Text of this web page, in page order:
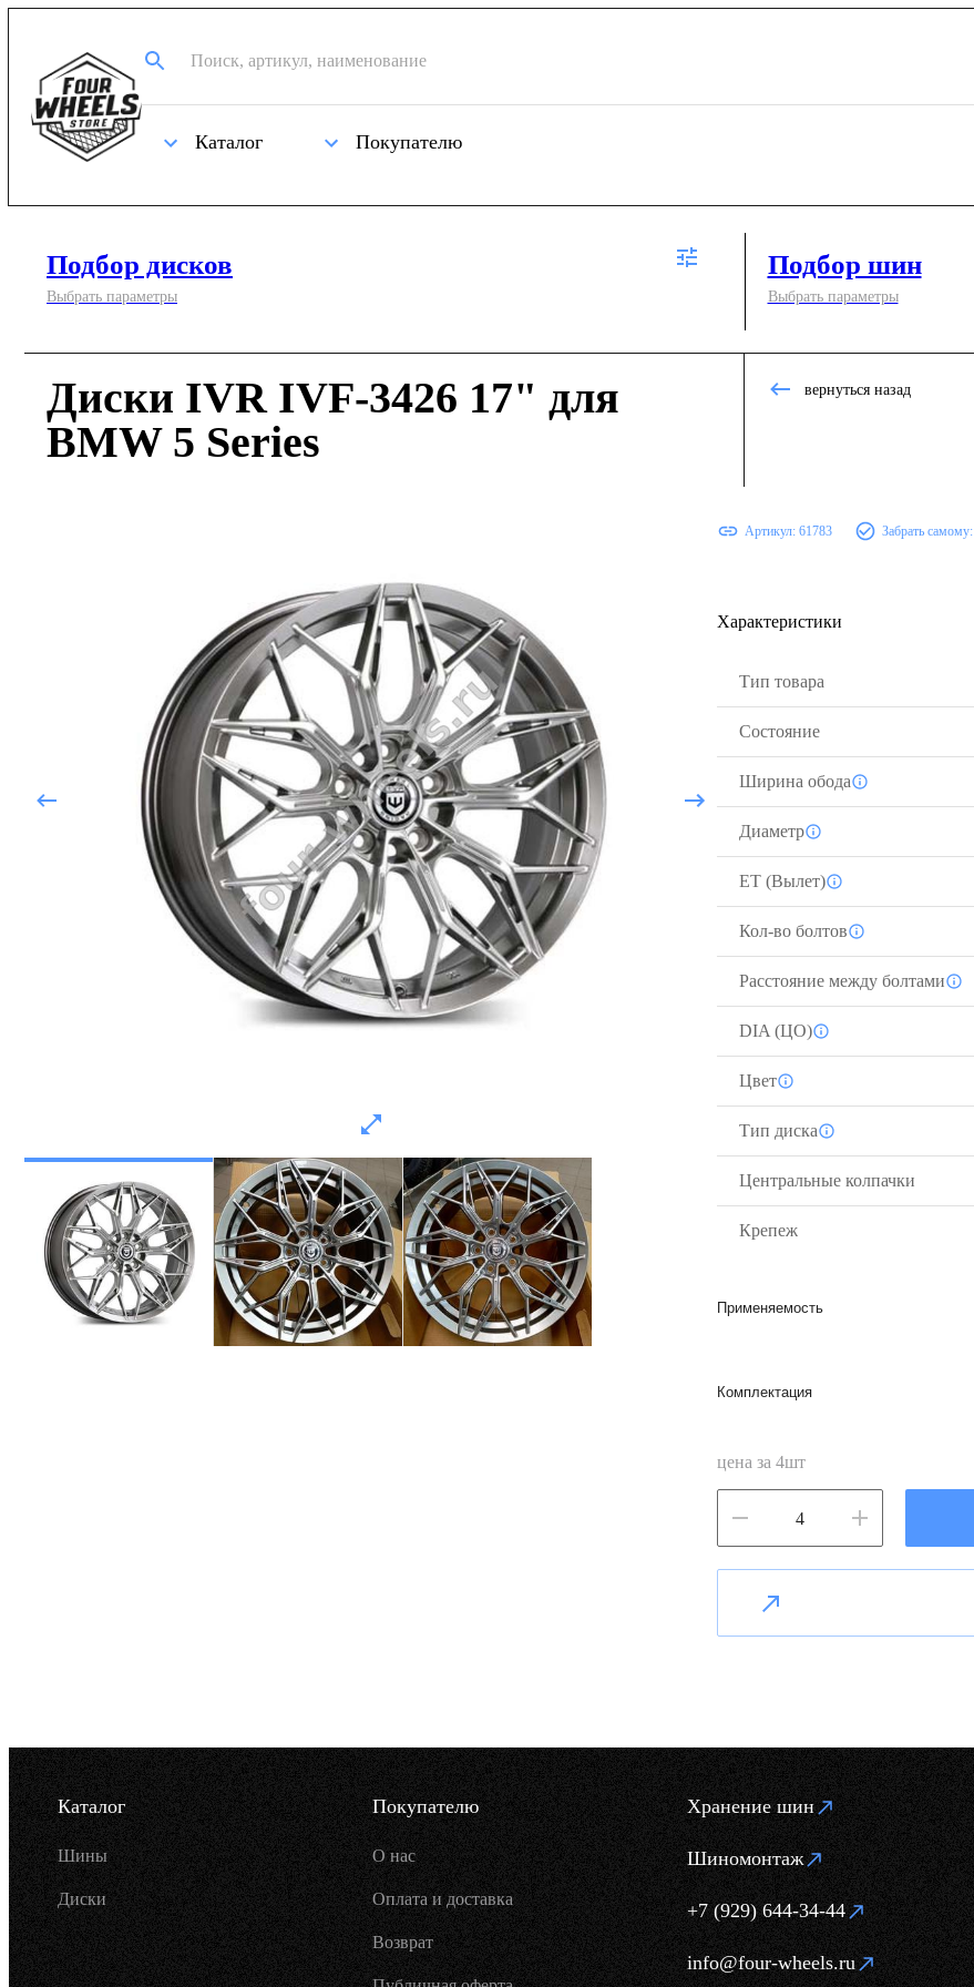
Каталог Покупателю
Подбор дисков
Выбрать параметры
Подбор шин
Выбрать параметры
Диски IVR IVF-3426 17" для
BMW 5 Series
вернуться назад
Артикул: 61783 Забрать самому:
Характеристики
Тип товара
Состояние
Ширина обода
Диаметр
ЕТ (Вылет)
Кол-во болтов
Расстояние между болтами
DIA (ЦО)
Цвет
Тип диска
Центральные колпачки
Крепеж
Применяемость
Комплектация
цена за 4шт
Каталог
Шины
Диски
Покупателю
О нас
Оплата и доставка
Возврат
Хранение шин
Шиномонтаж
+7 (929) 644-34-44
info@four-wheels.ru